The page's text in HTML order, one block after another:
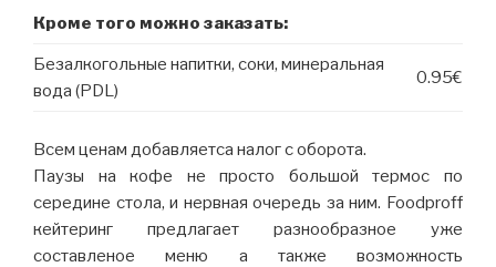
Кроме того можно заказать:
Безалкогольные напитки, соки, минеральная
вода (PDL)
0.95€
Всем ценам добавляетса налог с оборота.
Паузы на кофе не просто большой термос по
середине стола, и нервная очередь за ним. Foodproff
кейтеринг предлагает разнообразное уже
составленое меню а также возможность